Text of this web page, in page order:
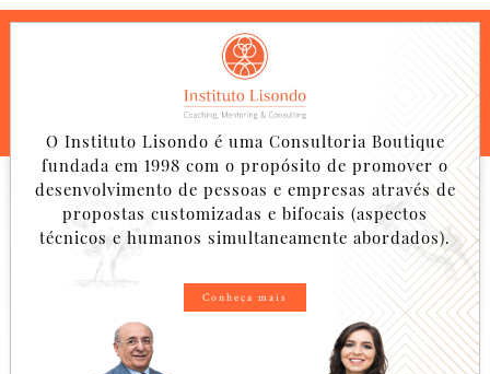
O Instituto Lisondo é uma Consultoria Boutique
fundada em 1998 com o propósito de promover o
desenvolvimento de pessoas e empresas através de
propostas customizadas e bifocais (aspectos
técnicos e humanos simultaneamente abordados).
Conheça mais